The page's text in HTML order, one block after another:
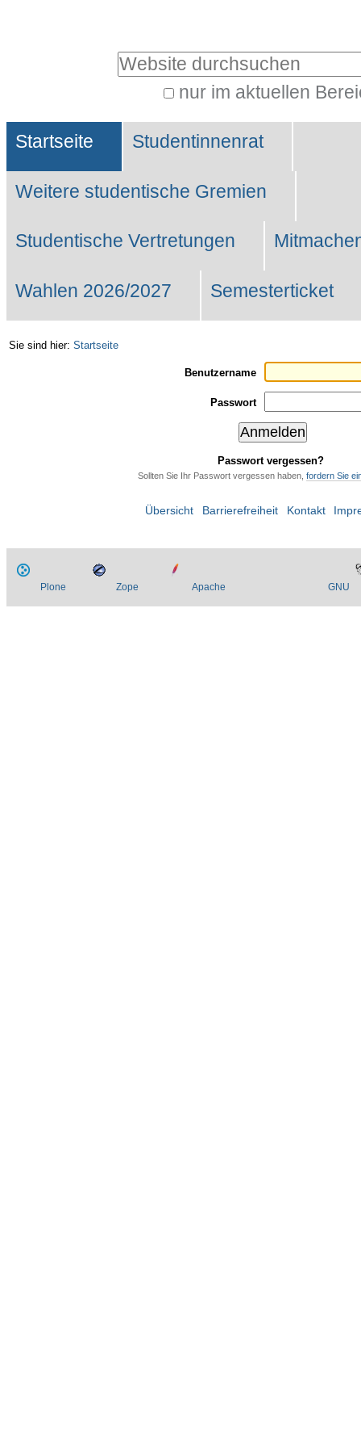
Website durchsuchen
nur im aktuellen
Suche…
Sektionen
Startseite Studentinnenrat
Weitere studentische Gremien
Studentische Vertretungen
Wahlen 2026/2027 Semesterticket
Sie sind hier: Startseite
Benutzername
Passwort
Passwort vergessen?
Sollten Sie Ihr Passwort vergessen haben, fordern Sie
Übersicht Barrierefreiheit Kontakt
Plone Zope Apache GNU